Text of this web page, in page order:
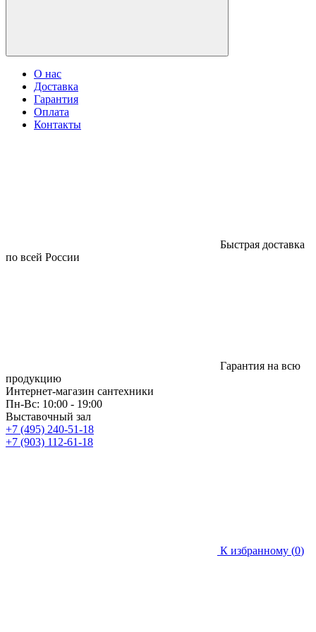
О нас
Доставка
Гарантия
Оплата
Контакты
Быстрая доставка
по всей России
Гарантия на всю
продукцию
Интернет-магазин сантехники
Пн-Вс: 10:00 - 19:00
Выставочный зал
+7 (495) 240-51-18
+7 (903) 112-61-18
К избранному (0)